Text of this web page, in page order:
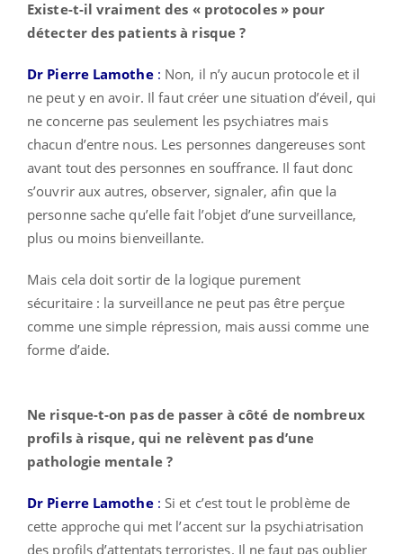
Existe-t-il vraiment des « protocoles » pour
détecter des patients à risque ?
Dr Pierre Lamothe : Non, il n’y aucun protocole et il
ne peut y en avoir. Il faut créer une situation d’éveil, qui
ne concerne pas seulement les psychiatres mais
chacun d’entre nous. Les personnes dangereuses sont
avant tout des personnes en souffrance. Il faut donc
s’ouvrir aux autres, observer, signaler, afin que la
personne sache qu’elle fait l’objet d’une surveillance,
plus ou moins bienveillante.
Mais cela doit sortir de la logique purement
sécuritaire : la surveillance ne peut pas être perçue
comme une simple répression, mais aussi comme une
forme d’aide.
Ne risque-t-on pas de passer à côté de nombreux
profils à risque, qui ne relèvent pas d’une
pathologie mentale ?
Dr Pierre Lamothe :Si et c’est tout le problème de
cette approche qui met l’accent sur la psychiatrisation
des profils d’attentats terroristes. Il ne faut pas oublier